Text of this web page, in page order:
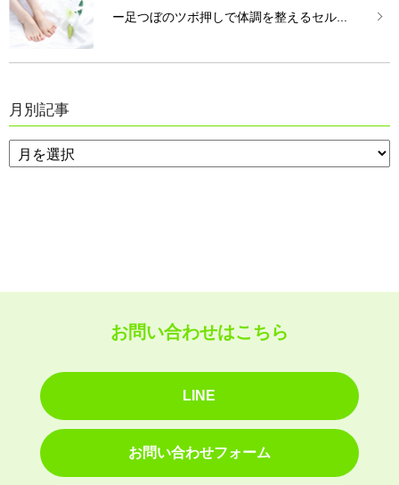
ー足つぼのツボ押しで体調を整えるセル...
月別記事
お問い合わせはこちら
LINE
お問い合わせフォーム